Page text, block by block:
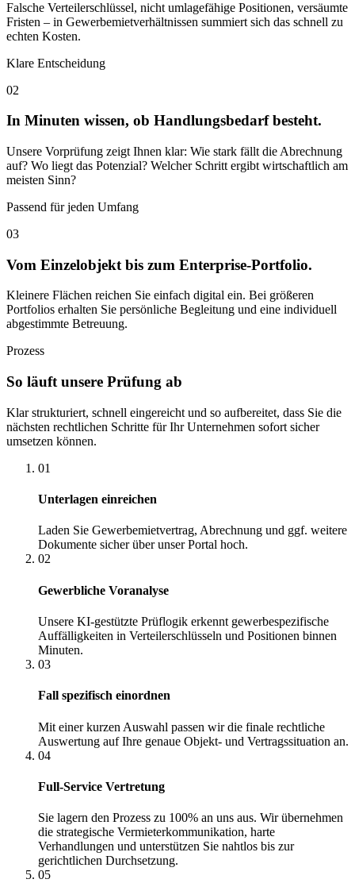
Falsche Verteilerschlüssel, nicht umlagefähige Positionen, versäumte
Fristen – in Gewerbemietverhältnissen summiert sich das schnell zu
echten Kosten.
Klare Entscheidung
02
In Minuten wissen, ob Handlungsbedarf besteht.
Unsere Vorprüfung zeigt Ihnen klar: Wie stark fällt die Abrechnung
auf? Wo liegt das Potenzial? Welcher Schritt ergibt wirtschaftlich am
meisten Sinn?
Passend für jeden Umfang
03
Vom Einzelobjekt bis zum Enterprise-Portfolio.
Kleinere Flächen reichen Sie einfach digital ein. Bei größeren
Portfolios erhalten Sie persönliche Begleitung und eine individuell
abgestimmte Betreuung.
Prozess
So läuft unsere Prüfung ab
Klar strukturiert, schnell eingereicht und so aufbereitet, dass Sie die
nächsten rechtlichen Schritte für Ihr Unternehmen sofort sicher
umsetzen können.
01
Unterlagen einreichen
Laden Sie Gewerbemietvertrag, Abrechnung und ggf. weitere
Dokumente sicher über unser Portal hoch.
02
Gewerbliche Voranalyse
Unsere KI-gestützte Prüflogik erkennt gewerbespezifische
Auffälligkeiten in Verteilerschlüsseln und Positionen binnen
Minuten.
03
Fall spezifisch einordnen
Mit einer kurzen Auswahl passen wir die finale rechtliche
Auswertung auf Ihre genaue Objekt- und Vertragssituation an.
04
Full-Service Vertretung
Sie lagern den Prozess zu 100% an uns aus. Wir übernehmen
die strategische Vermieterkommunikation, harte
Verhandlungen und unterstützen Sie nahtlos bis zur
gerichtlichen Durchsetzung.
05